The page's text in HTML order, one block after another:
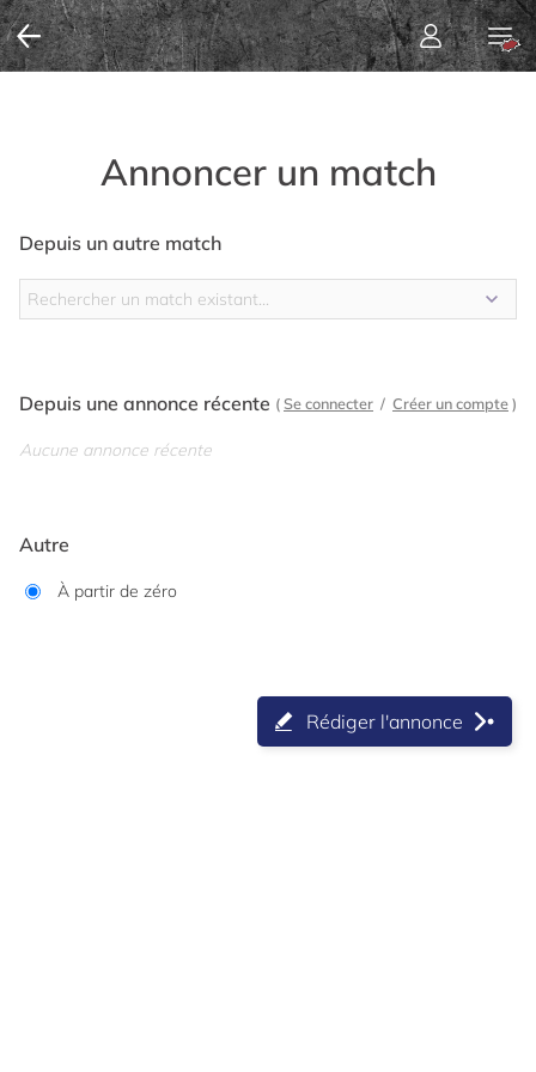
Annoncer un match
Depuis un autre match
Depuis une annonce récente (Se connecter / Créer un compte)
Aucune annonce récente
Autre
À partir de zéro
Rédiger l'annonce